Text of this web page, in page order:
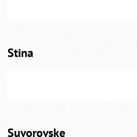
Stina
Suvorovske